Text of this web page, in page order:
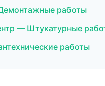
работы
— Штукатурные
работы